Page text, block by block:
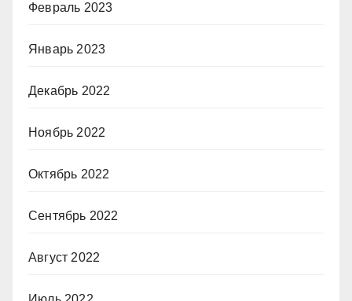
Февраль 2023
Январь 2023
Декабрь 2022
Ноябрь 2022
Октябрь 2022
Сентябрь 2022
Август 2022